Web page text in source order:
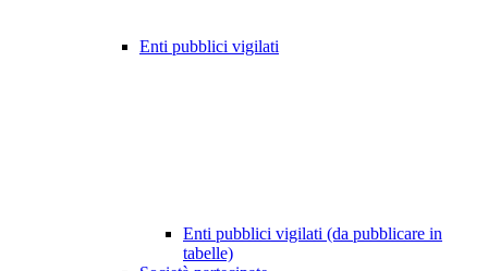
Enti pubblici vigilati
Enti pubblici vigilati (da pubblicare in
tabelle)